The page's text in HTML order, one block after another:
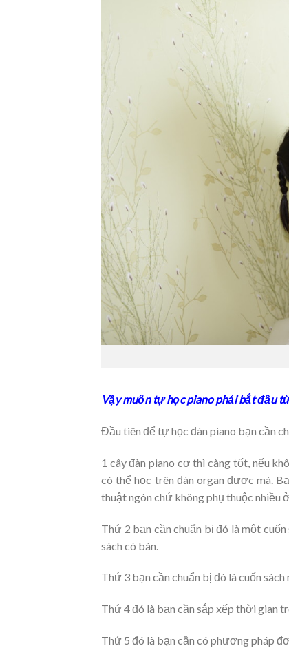
Vậy muốn tự học piano phải bắt đầu
Đầu tiên để tự học đàn piano bạn cần
1 cây đàn piano cơ thì càng tốt, nếu
có thể học trên đàn organ được mà.
thuật ngón chứ không phụ thuộc nhiều
Thứ 2 bạn cần chuẩn bị đó là một
sách có bán.
Thứ 3 bạn cần chuẩn bị đó là cuốn
Thứ 4 đó là bạn cần sắp xếp thời gian
Thứ 5 đó là bạn cần có phương pháp